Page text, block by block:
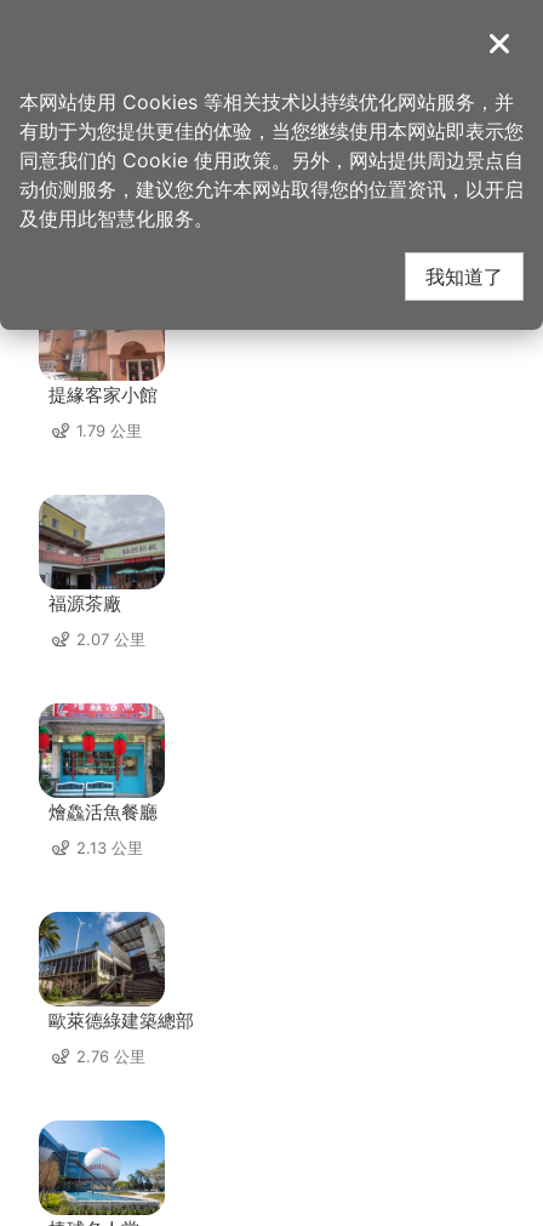
導覽
首页 > 想去的地方 > 美食、购物 > 龙元宫商圈
龙元宫商圈 周边店家
提緣客家小館
1.79 公里
福源茶廠
2.07 公里
燴鱻活魚餐廳
2.13 公里
歐萊德綠建築總部
2.76 公里
关闭
本网站使用 Cookies 等相关技术以持续优化网站服务，并
有助于为您提供更佳的体验，当您继续使用本网站即表示您
同意我们的 Cookie 使用政策。另外，网站提供周边景点自
动侦测服务，建议您允许本网站取得您的位置资讯，以开启
及使用此智慧化服务。
我知道了